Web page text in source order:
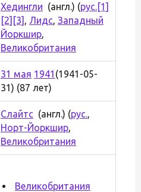
Хедингли (англ.) (рус.[1]
[2] [3] , Лидс, Западный
Йоркшир,
Великобритания
31 мая 1941 (1941-05-
31) (87 лет)
Слайтс (англ.) (рус.,
Норт-Йоркшир,
Великобритания
Великобритания